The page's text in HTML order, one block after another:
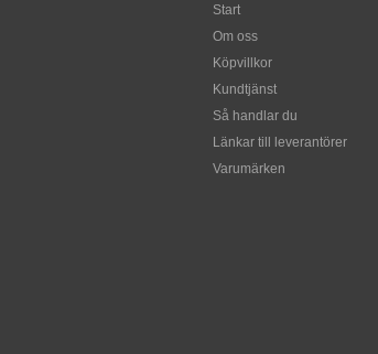
Start
Om oss
Köpvillkor
Kundtjänst
Så handlar du
Länkar till leverantörer
Varumärken